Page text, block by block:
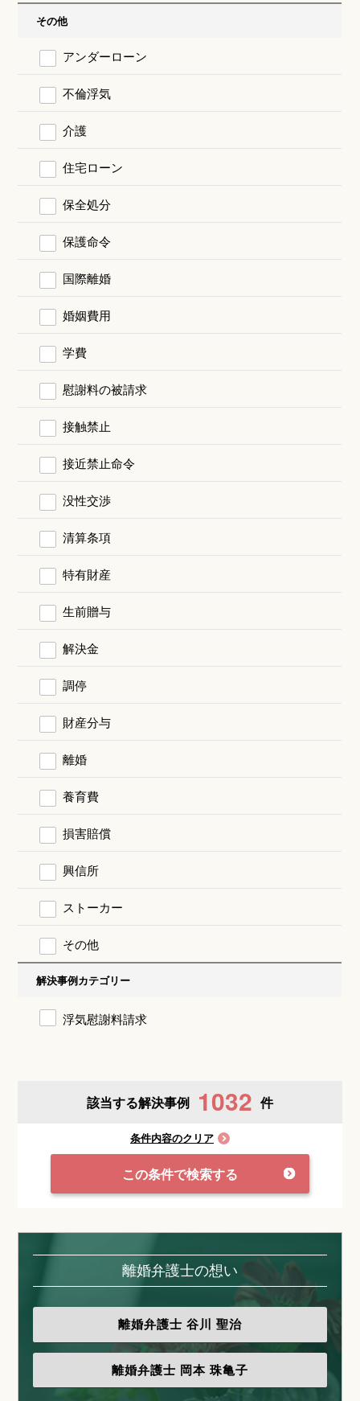
その他
アンダーローン
不倫浮気
介護
住宅ローン
保全処分
保護命令
国際離婚
婚姻費用
学費
慰謝料の被請求
接触禁止
接近禁止命令
没性交渉
清算条項
特有財産
生前贈与
解決金
調停
財産分与
離婚
養育費
損害賠償
興信所
ストーカー
その他
解決事例カテゴリー
浮気慰謝料請求
該当する解決事例 1032 件
条件内容のクリア
この条件で検索する
離婚弁護士の想い
離婚弁護士 谷川 聖治
離婚弁護士 岡本 珠亀子